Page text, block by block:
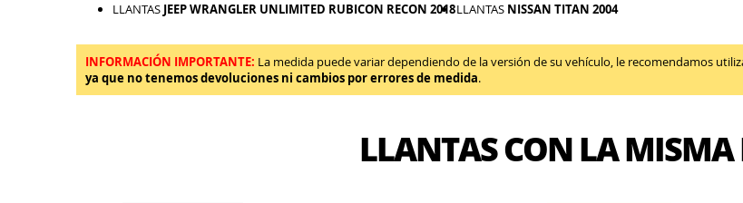
LLANTAS JEEP WRANGLER UNLIMITED RUBICON RECON 2018LLANTAS NISSAN TITAN 2004
INFORMACIÓN IMPORTANTE: La medida puede variar dependiendo de la versión de su vehículo, le recomendamos
ya que no tenemos devoluciones ni cambios por errores de medida.
LLANTAS CON LA MISMA